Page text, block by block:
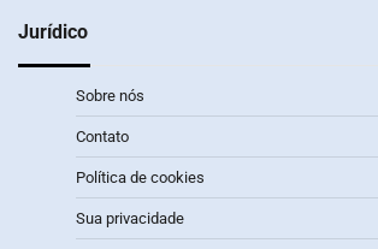
Jurídico
Sobre nós
Contato
Política de cookies
Sua privacidade